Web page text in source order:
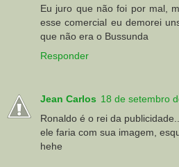
Eu juro que não foi por mal,
esse comercial eu demorei
que não era o Bussunda
Responder
Jean Carlos 18 de setembro
Ronaldo é o rei da publicidade...
ele faria com sua imagem,
hehe